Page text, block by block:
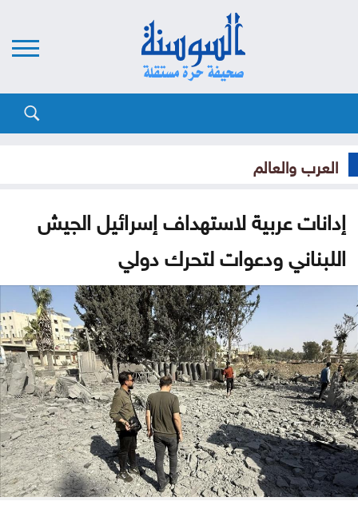
العرب والعالم
إدانات عربية لاستهداف إسرائيل الجيش
اللبناني ودعوات لتحرك دولي